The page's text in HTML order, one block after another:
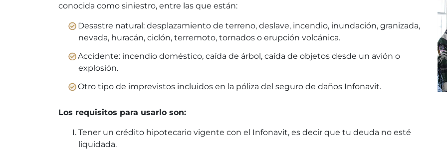
conocida como siniestro, entre las que están:
Desastre natural: desplazamiento de terreno, deslave, incendio, inundación, granizada,
nevada, huracán, ciclón, terremoto, tornados o erupción volcánica.
Accidente: incendio doméstico, caída de árbol, caída de objetos desde un avión o
explosión.
Otro tipo de imprevistos incluidos en la póliza del seguro de daños Infonavit.
Los requisitos para usarlo son:
Tener un crédito hipotecario vigente con el Infonavit, es decir que tu deuda no esté
liquidada.